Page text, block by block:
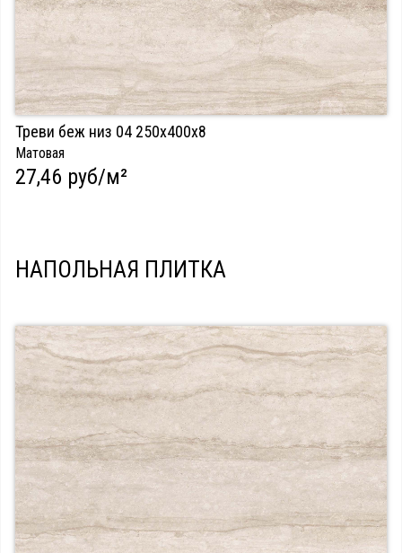
Треви беж низ 04 250х400х8
Матовая
27,46 руб/м²
НАПОЛЬНАЯ ПЛИТКА